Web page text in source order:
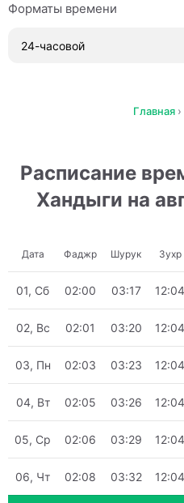
Форматы времени
Главная ›
Расписание
Хандыги на
Дата Фаджр Шурук Зухр
01, Сб 02:00 03:17 12:04
02, Вс 02:01 03:20 12:04
03, Пн 02:03 03:23 12:04
04, Вт 02:05 03:26 12:04
05, Ср 02:06 03:29 12:04
06, Чт 02:08 03:32 12:04